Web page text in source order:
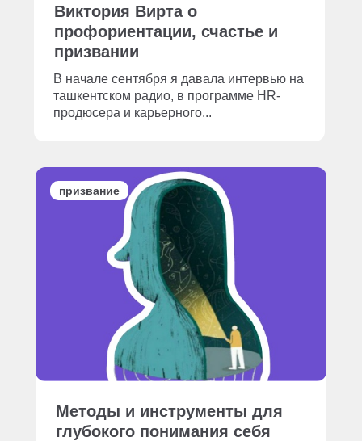
Методы и инструменты для
глубокого понимания себя
призвание
Виктория Вирта о
профориентации, счастье и
призвании
В начале сентября я давала интервью на
ташкентском радио, в программе HR-
продюсера и карьерного...